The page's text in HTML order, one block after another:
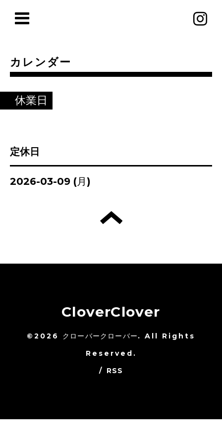
カレンダー
休業日
定休日
2026-03-09 (月)
CloverClover
©2026 クローバークローバー. All Rights
Reserved.
/ RSS